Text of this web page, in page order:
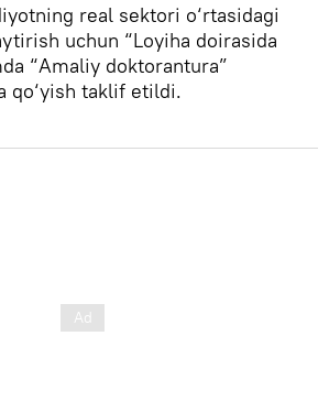
real sektori o‘rtasidagi
uchun “Loyiha doirasida
“Amaliy doktorantura”
qo‘yish taklif etildi.